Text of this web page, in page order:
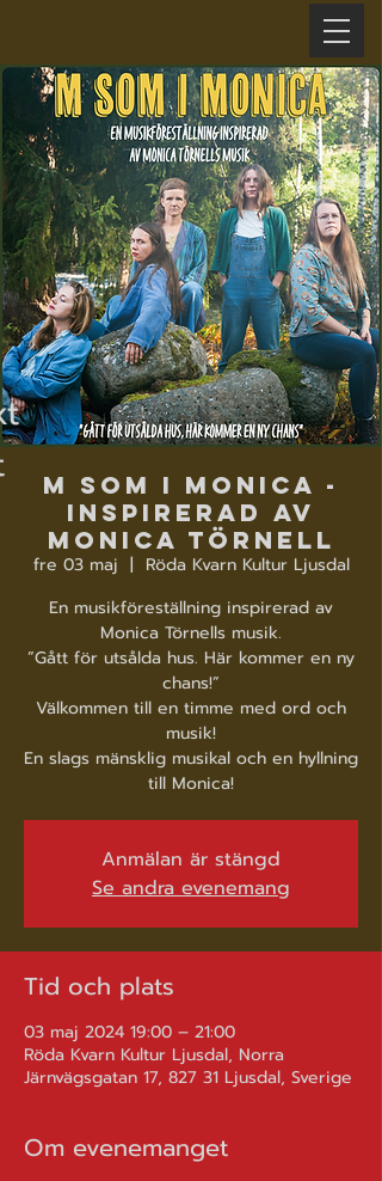
M som i Monica -
Inspirerad av
Monica Törnell
fre 03 maj
  |
Röda Kvarn Kultur Ljusdal
En musikföreställning inspirerad av
Monica Törnells musik.
”Gått för utsålda hus. Här kommer en ny
chans!”
Välkommen till en timme med ord och
musik!
En slags mänsklig musikal och en hyllning
till Monica!
Anmälan är stängd
Se andra evenemang
Tid och plats
03 maj 2024 19:00 – 21:00
Röda Kvarn Kultur Ljusdal, Norra
Järnvägsgatan 17, 827 31 Ljusdal, Sverige
Om evenemanget